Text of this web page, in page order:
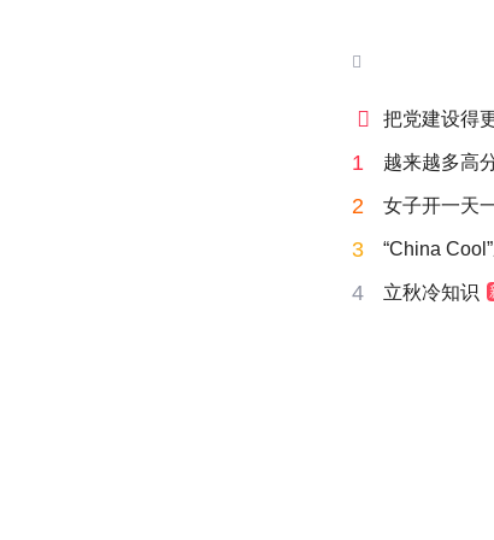

 把党建设得
1 越来越多高
2 女子开一天
3 “China
4 立秋冷知识